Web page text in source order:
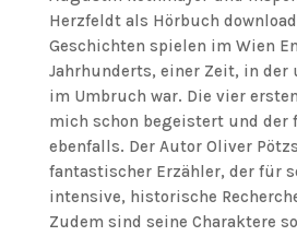
Herzfeldt als Hörbuch
Geschichten spielen im Wien
Jahrhunderts, einer Zeit, in
im Umbruch war. Die vier
mich schon begeistert und der
ebenfalls. Der Autor Oliver
fantastischer Erzähler, der für
intensive, historische
Zudem sind seine Charaktere